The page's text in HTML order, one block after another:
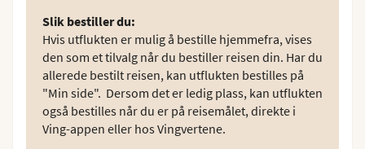
Slik bestiller du:
Hvis utflukten er mulig å bestille hjemmefra, vises
den som et tilvalg når du bestiller reisen din. Har du
allerede bestilt reisen, kan utflukten bestilles på
"Min side". Dersom det er ledig plass, kan utflukten
også bestilles når du er på reisemålet, direkte i
Ving-appen eller hos Vingvertene.